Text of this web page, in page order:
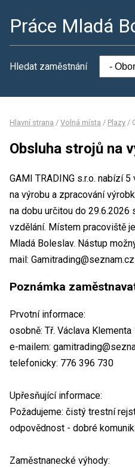
Práce Mladá
Hledat zaměstnání
Hlavní strana / Volná místa / Plazy /
Obsluha strojů na
GAMI TRADING s.r.o. nabízí
na výrobu a zpracování
na dobu určitou do
vzdělání. Místem pracoviště
Mladá Boleslav. Nástup
mail: Gamitrading@seznam.cz.
Poznámka
Prvotní informace:
osobně: Tř. Václava
e-mailem:
telefonicky: 776 396 730
Upřesňující informace:
Požadujeme: čistý trestní
odpovědnost - dobré
Zaměstnanecké výhody: